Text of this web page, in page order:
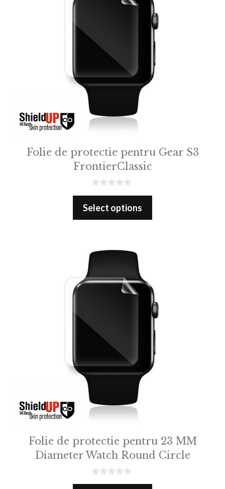
Folie de protectie pentru Gear S3
FrontierClassic
0
u
Select options
Folie de protectie pentru 23 MM
Diameter Watch Round Circle
0